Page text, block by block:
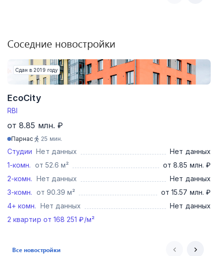
Соседние новостройки
Сдан в 2019 году
EcoCity
RBI
от 8.85 млн. ₽
Парнас 25 мин.
Студии Нет данных
Нет данных
1-комн. от 52.6 м²
от 8.85 млн. ₽
2-комн. Нет данных
Нет данных
3-комн. от 90.39 м²
от 15.57 млн. ₽
4+ комн. Нет данных
Нет данных
2 квартир от 168 251 ₽/м²
Все новостройки